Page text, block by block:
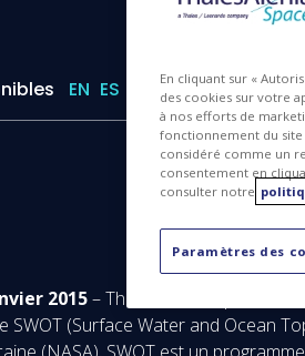
EN ES
2015– Thales Alenia Space
SWOT (Surface Water and Ocean
En cliquant sur «
des cookies sur votre
à nos efforts de
fonctionnement du site
considéré comme un
consentement en
consulter notre
Paramètres des